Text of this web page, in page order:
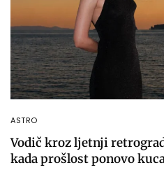
ASTRO
Vodič kroz ljetnji
kada prošlost ponovo